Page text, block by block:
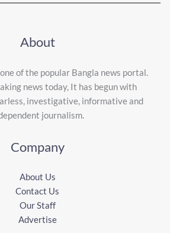
About
of the popular Bangla news portal.
news today, It has begun with
investigative, informative and
journalism.
Company
About Us
Contact Us
Our Staff
Advertise